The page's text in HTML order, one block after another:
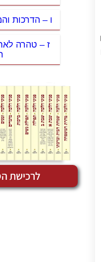
ו – הדרכות
ז – טהרה
לרכישת